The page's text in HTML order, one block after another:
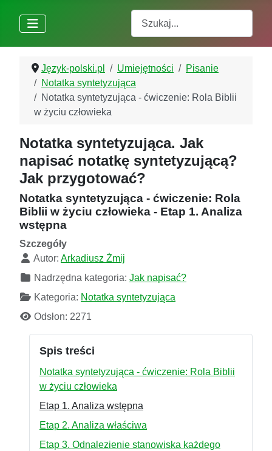
Język-polski.pl Umiejętności
Pisanie
Notatka syntetyzująca
Notatka syntetyzująca - ćwiczenie: Rola Biblii
w życiu człowieka
Notatka syntetyzująca. Jak
napisać notatkę syntetyzującą?
Jak przygotować?
Notatka syntetyzująca - ćwiczenie: Rola
Biblii w życiu człowieka - Etap 1. Analiza
wstępna
Szczegóły
Autor: Arkadiusz Żmij
Nadrzędna kategoria: Jak napisać?
Kategoria: Notatka syntetyzująca
Odsłon: 2271
Spis treści
Notatka syntetyzująca - ćwiczenie: Rola Biblii
w życiu człowieka
Etap 1. Analiza wstępna
Etap 2. Analiza właściwa
Etap 3. Odnalezienie stanowiska każdego